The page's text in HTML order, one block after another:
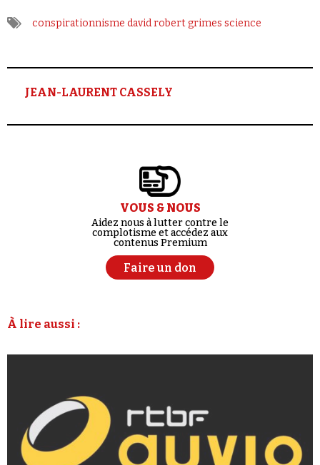
conspirationnisme david robert grimes science
JEAN-LAURENT CASSELY
VOUS & NOUS
Aidez nous à lutter contre le
complotisme et accédez aux
contenus Premium
Faire un don
À lire aussi :